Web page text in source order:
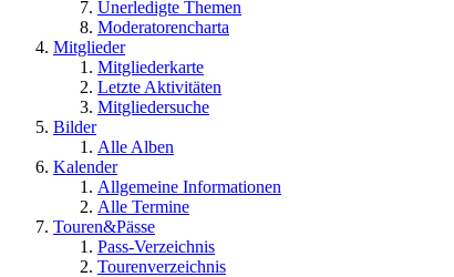
Unerledigte Themen
Moderatorencharta
Mitglieder
Mitgliederkarte
Letzte Aktivitäten
Mitgliedersuche
Bilder
Alle Alben
Kalender
Allgemeine Informationen
Alle Termine
Touren&Pässe
Pass-Verzeichnis
Tourenverzeichnis